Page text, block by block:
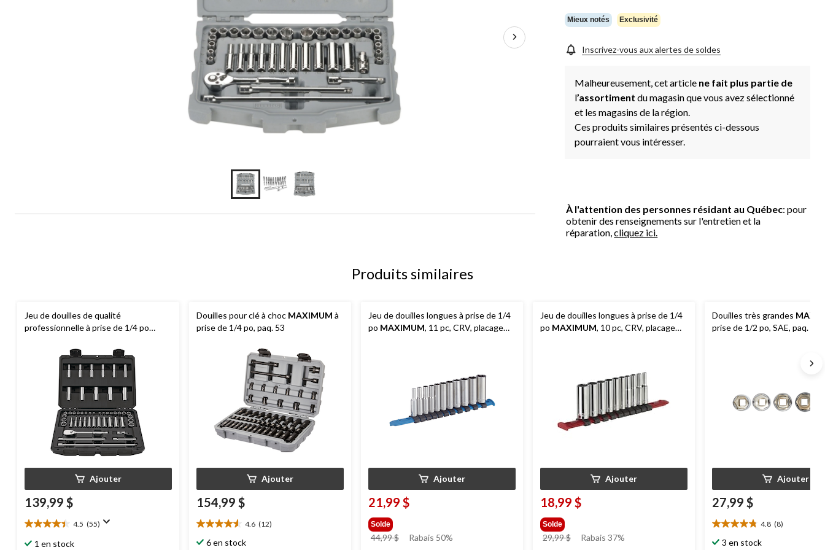
la
même
page.
Mieux notés Exclusivité
Inscrivez-vous aux alertes de soldes
Malheureusement, cet article ne fait plus partie de
l’assortiment du magasin que vous avez sélectionné
et les magasins de la région.
Ces produits similaires présentés ci-dessous
pourraient vous intéresser.
À l'attention des personnes résidant au Québec: pour
obtenir des renseignements sur l'entretien et la
réparation,cliquez ici.
Produits similaires
Jeu de douilles de qualité
professionnelle à prise de 1/4 po
CRV, placage nickel/chrome
Ajouter
139,99 $
4.5 (55)
4.5
étoile(s)
1 en stock
Douilles pour clé à choc MAXIMUM à
prise de 1/4 po, paq. 53
Ajouter
154,99 $
4.6 (12)
4.6
étoile(s)
6 en stock
Jeu de douilles longues à prise de 1/4
po MAXIMUM, 11 pc, CRV, placage
Ajouter
21,99 $
Solde
44,99 $
prixRabais 50%
Jeu de douilles longues à prise de 1/4
po MAXIMUM, 10 pc, CRV, placage
Ajouter
18,99 $
Solde
29,99 $
prixRabais 37%
Douilles très grandes
prise de 1/2 po, SAE, paq. 5
Ajouter
27,99 $
4.8 (8)
4.8
étoile(s)
3 en stock